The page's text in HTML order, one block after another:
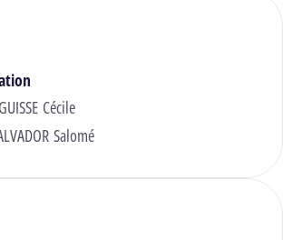
GUISSE Cécile
Salomé